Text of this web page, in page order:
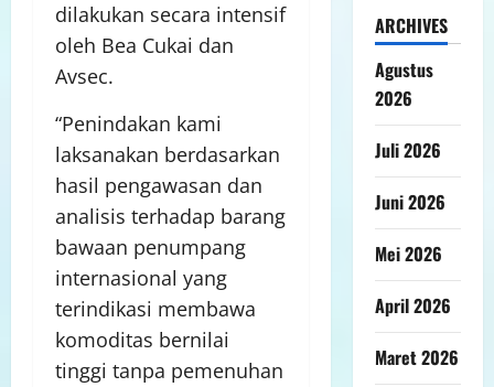
dilakukan secara intensif
oleh Bea Cukai dan
Avsec.
“Penindakan kami
laksanakan berdasarkan
hasil pengawasan dan
analisis terhadap barang
bawaan penumpang
internasional yang
terindikasi membawa
komoditas bernilai
tinggi tanpa pemenuhan
ARCHIVES
Agustus
2026
Juli 2026
Juni 2026
Mei 2026
April 2026
Maret 2026